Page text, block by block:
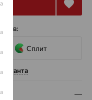
Сплит